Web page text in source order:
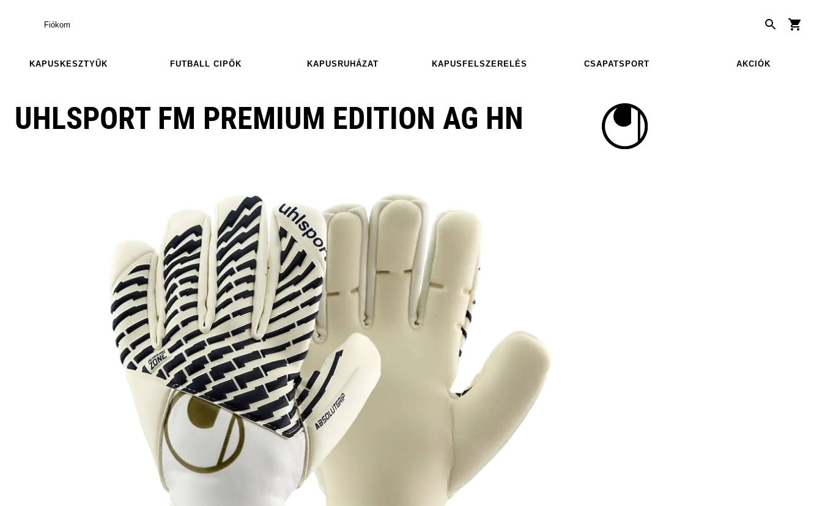
Fiókom
KAPUSKESZTYŰK FUTBALL CIPŐK KAPUSRUHÁZAT KAPUSFELSZERELÉS CSAPATSPORT AKCIÓK
UHLSPORT FM PREMIUM EDITION AG HN